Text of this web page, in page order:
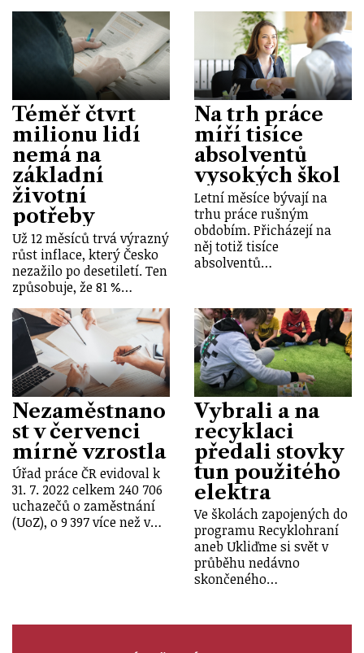
Téměř čtvrt
milionu lidí
nemá na
základní
životní
potřeby
Už 12 měsíců trvá výrazný
růst inflace, který Česko
nezažilo po desetiletí. Ten
způsobuje, že 81 %…
Na trh práce
míří tisíce
absolventů
vysokých škol
Letní měsíce bývají na
trhu práce rušným
obdobím. Přicházejí na
něj totiž tisíce
absolventů…
Nezaměstnano
st v červenci
mírně vzrostla
Úřad práce ČR evidoval k
31. 7. 2022 celkem 240 706
uchazečů o zaměstnání
(UoZ), o 9 397 více než v…
Vybrali a na
recyklaci
předali stovky
tun použitého
elektra
Ve školách zapojených do
programu Recyklohraní
aneb Ukliďme si svět v
průběhu nedávno
skončeného…